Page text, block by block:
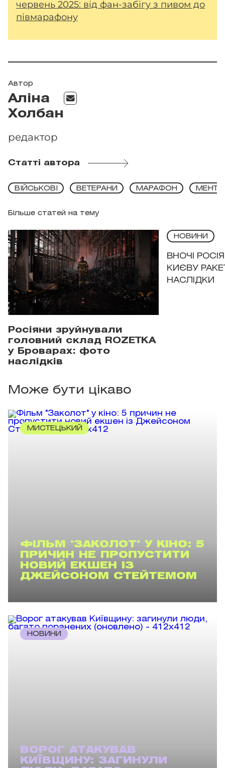
червень 2025: від фан-забігу з пивом до
півмарафону
Автор
Аліна
Холбан
редактор
Статті автора
Більше статей на тему
ВІЙСЬКОВІ ВЕТЕРАНИ МАРАФОН
Росіяни зруйнували
головний склад ROZETKA
у Броварах: фото
наслідків
НОВИНИ
ВНОЧІ
КИЄВУ
НАСЛІДКИ
Може бути цікаво
МИСТЕЦЬКИЙ
ФІЛЬМ "ЗАКОЛОТ" У КІНО: 5
ПРИЧИН НЕ ПРОПУСТИТИ
НОВИЙ ЕКШЕН ІЗ
ДЖЕЙСОНОМ СТЕЙТЕМОМ
НОВИНИ
ВОРОГ АТАКУВАВ
КИЇВЩИНУ: ЗАГИНУЛИ